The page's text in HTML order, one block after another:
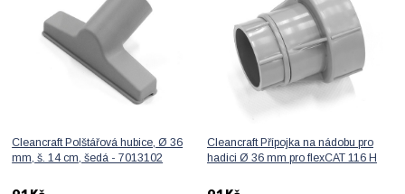
Cleancraft Polštářová hubice, Ø 36
mm, š. 14 cm, šedá - 7013102
Cleancraft Přípojka na nádobu pro
hadici Ø 36 mm pro flexCAT 116 H